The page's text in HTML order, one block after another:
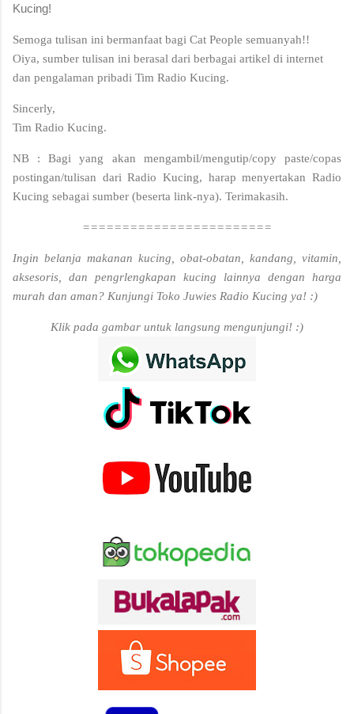
Kucing!
Semoga tulisan ini bermanfaat bagi Cat People semuanyah!!
Oiya, sumber tulisan ini berasal dari berbagai artikel di internet
dan pengalaman pribadi Tim Radio Kucing.
Sincerly,
Tim Radio Kucing.
NB : Bagi yang akan mengambil/mengutip/copy paste/copas
postingan/tulisan dari Radio Kucing, harap menyertakan Radio
Kucing sebagai sumber (beserta link-nya). Terimakasih.
========================
Ingin belanja makanan kucing, obat-obatan, kandang, vitamin,
aksesoris, dan pengrlengkapan kucing lainnya dengan harga
murah dan aman? Kunjungi Toko Juwies Radio Kucing ya! :)
Klik pada gambar untuk langsung mengunjungi! :)